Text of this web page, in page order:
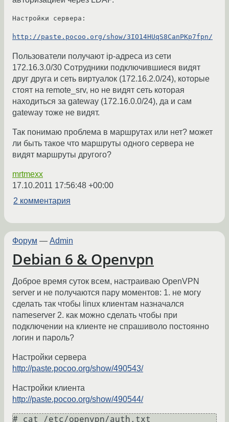
Настройки сервера:
http://paste.pocoo.org/show/3IO14HUqS8CanPKp7fpn/
Пользователи получают ip-адреса из сети
172.16.3.0/30 Сотрудники подключившиеся видят
друг друга и сеть виртуалок (172.16.2.0/24), которые
стоят на remote_srv, но не видят сеть которая
находиться за gateway (172.16.0.0/24), да и сам
gateway тоже не видят.
Так понимаю проблема в маршрутах или нет? может
ли быть такое что маршруты одного сервера не
видят маршруты другого?
mrtmexx
17.10.2011 17:56:48 +00:00
2 комментария
Форум — Admin
Debian 6 & Openvpn
Доброе время суток всем, настраиваю OpenVPN
server и не получаются пару моментов: 1. не могу
сделать так чтобы linux клиентам назначался
nameserver 2. как можно сделать чтобы при
подключении на клиенте не спрашиволо постоянно
логин и пароль?
Настройки сервера
http://paste.pocoo.org/show/490543/
Настройки клиента
http://paste.pocoo.org/show/490544/
# cat /etc/openvpn/auth.txt